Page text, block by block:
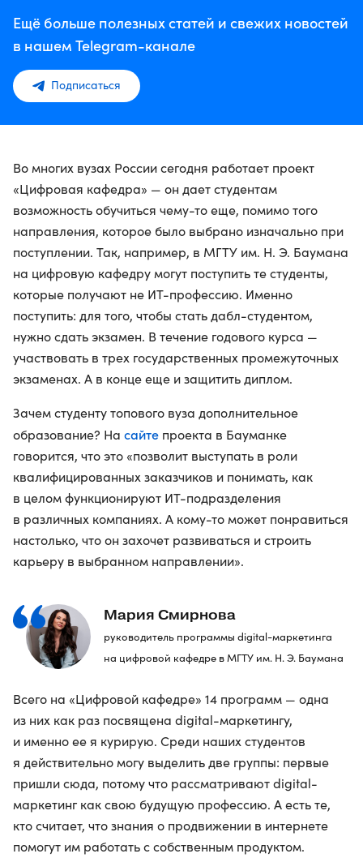
Ещё больше полезных статей и свежих новостей
в нашем Telegram-канале
Подписаться
Во многих вузах России сегодня работает проект
«Цифровая кафедра» — он дает студентам
возможность обучиться чему-то еще, помимо того
направления, которое было выбрано изначально при
поступлении. Так, например, в МГТУ им. Н. Э. Баумана
на цифровую кафедру могут поступить те студенты,
которые получают не ИТ-профессию. Именно
поступить: для того, чтобы стать дабл-студентом,
нужно сдать экзамен. В течение годового курса —
участвовать в трех государственных промежуточных
экзаменах. А в конце еще и защитить диплом.
Зачем студенту топового вуза дополнительное
образование? На сайте проекта в Бауманке
говорится, что это «позволит выступать в роли
квалифицированных заказчиков и понимать, как
в целом функционируют ИТ-подразделения
в различных компаниях. А кому-то может понравиться
настолько, что он захочет развиваться и строить
карьеру в выбранном направлении».
Мария Смирнова
руководитель программы digital-маркетинга
на цифровой кафедре в МГТУ им. Н. Э. Баумана
Всего на «Цифровой кафедре» 14 программ — одна
из них как раз посвящена digital-маркетингу,
и именно ее я курирую. Среди наших студентов
я действительно могу выделить две группы: первые
пришли сюда, потому что рассматривают digital-
маркетинг как свою будущую профессию. А есть те,
кто считает, что знания о продвижении в интернете
помогут им работать с собственным продуктом.